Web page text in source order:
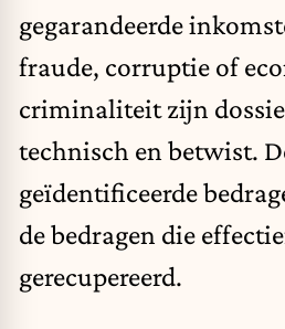
gegarandeerde
fraude, corruptie of
criminaliteit zijn
technisch en betwist.
geïdentificeerde
de bedragen die
gerecupereerd.